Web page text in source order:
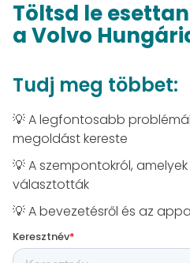
Töltsd le
a Volvo
Tudj meg többet:
💡 A legfontosabb
megoldást kereste
💡 A szempontokról,
választották
💡 A bevezetésről és az